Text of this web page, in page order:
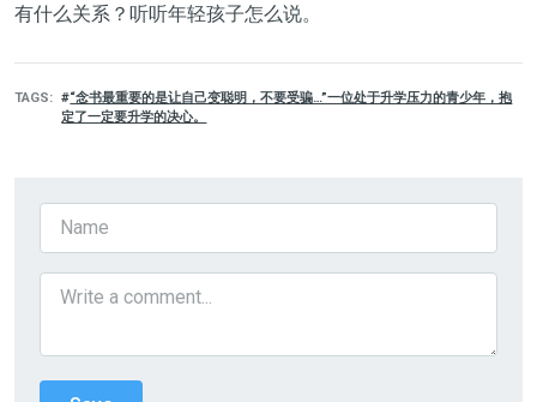
有什么关系？听听年轻孩子怎么说。
TAGS
“念书最重要的是让自己变聪明，不要受骗…”一位处于升学压力的青少年，抱
定了一定要升学的决心。